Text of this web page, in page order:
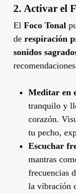
2. Activar el
El Foco Tonal
de respiración
sonidos
Meditar en
tranquilo y
corazón.
tu pecho,
Escuchar
mantras
frecuencias
la vibración